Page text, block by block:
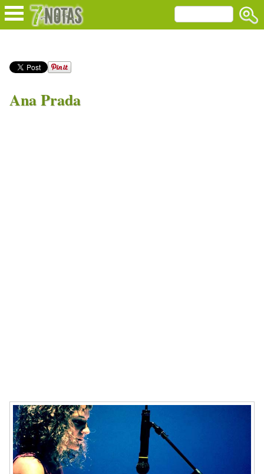
Ana Prada